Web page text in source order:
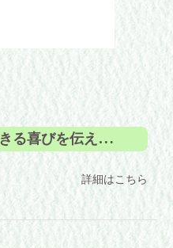
びを伝えたい～
詳細はこちら